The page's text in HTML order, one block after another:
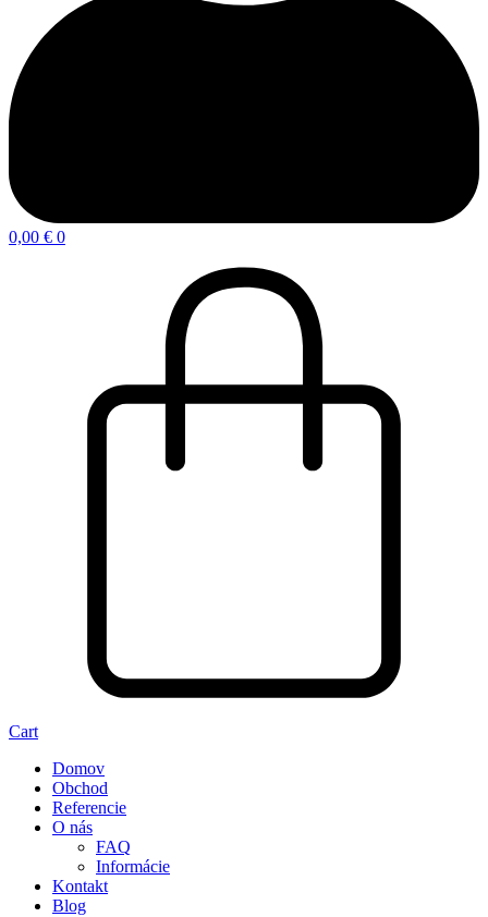
0,00 € 0
Cart
Domov
Obchod
Referencie
O nás
FAQ
Informácie
Kontakt
Blog